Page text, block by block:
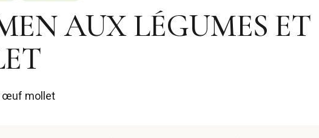
AUX LÉGUMES ET